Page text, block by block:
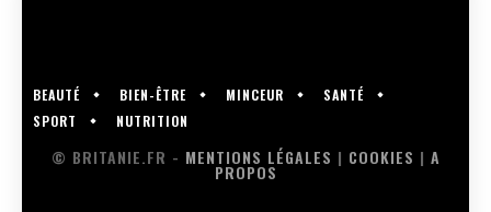
BEAUTÉ BIEN-ÊTRE MINCEUR
SANTÉ
SPORT
NUTRITION
© BRITANIE.FR - MENTIONS LÉGALES | COOKIES | A
PROPOS